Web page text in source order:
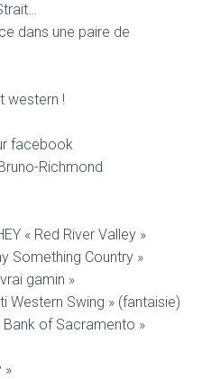
dans une paire de
western !
facebook
Richmond
« Red River Valley »
Something Country »
gamin »
Western Swing » (fantaisie)
Bank of Sacramento »
»